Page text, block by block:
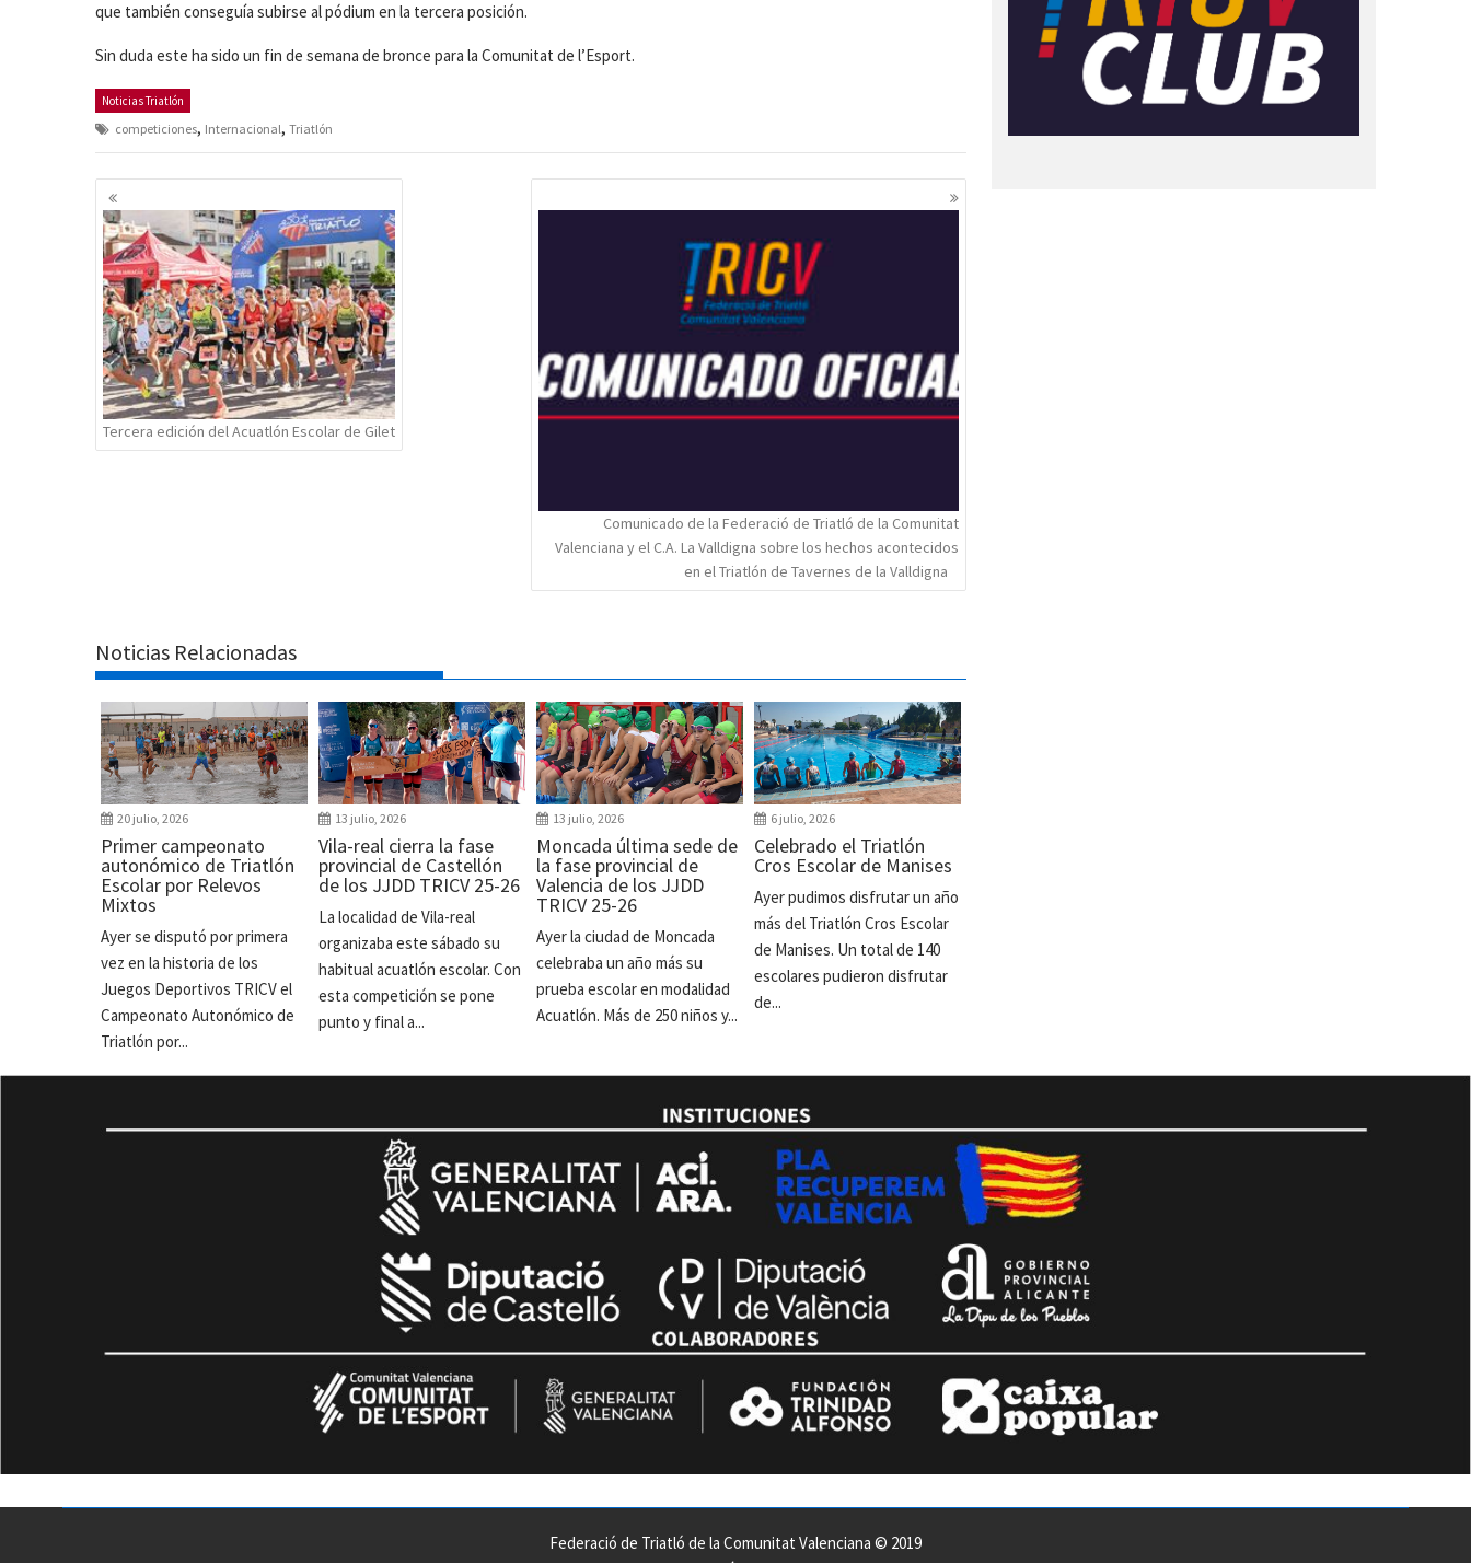
que también conseguía subirse al pódium en la tercera posición.
Sin duda este ha sido un fin de semana de bronce para la Comunitat de l’Esport.
Noticias Triatlón
competiciones, Internacional, Triatlón
Navegación
de
entradas
Tercera edición del Acuatlón Escolar de Gilet
Comunicado de la Federació de Triatló de la Comunitat
Valenciana y el C.A. La Valldigna sobre los hechos acontecidos
en el Triatlón de Tavernes de la Valldigna
Noticias Relacionadas
20 julio, 2026
Primer campeonato
autonómico de Triatlón
Escolar por Relevos
Mixtos
Ayer se disputó por primera
vez en la historia de los
Juegos Deportivos TRICV el
Campeonato Autonómico de
Triatlón por...
13 julio, 2026
Vila-real cierra la fase
provincial de Castellón
de los JJDD TRICV 25-26
La localidad de Vila-real
organizaba este sábado su
habitual acuatlón escolar. Con
esta competición se pone
punto y final a...
13 julio, 2026
Moncada última sede de
la fase provincial de
Valencia de los JJDD
TRICV 25-26
Ayer la ciudad de Moncada
celebraba un año más su
prueba escolar en modalidad
Acuatlón. Más de 250 niños y...
6 julio, 2026
Celebrado el Triatlón
Cros Escolar de Manises
Ayer pudimos disfrutar un año
más del Triatlón Cros Escolar
de Manises. Un total de 140
escolares pudieron disfrutar
de...
Federació de Triatló de la Comunitat Valenciana © 2019